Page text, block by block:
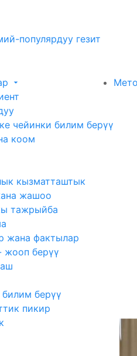
популярдуу гезит
чейинки билим берүү
коом
кызматташтык
жашоо
тажрыйба
жана фактылар
жооп берүү
берүү
пикир